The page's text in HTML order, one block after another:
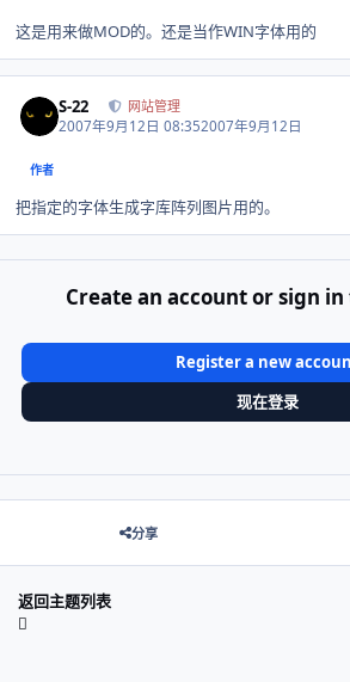
这是用来做MOD的。还是当作WIN字体用的
S-22 网站管理
2007年9月12日 08:352007年9月12日
作者
把指定的字体生成字库阵列图片用的。
Create an account or sign
Register a new
现在登录
分享
返回主题列表